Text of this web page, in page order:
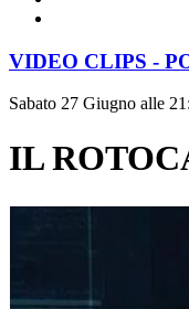
VIDEO CLIPS -
Sabato 27 Giugno alle
IL